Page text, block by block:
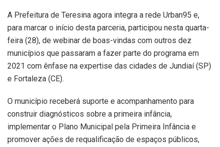
A Prefeitura de Teresina agora integra a rede Urban95 e,
para marcar o início desta parceria, participou nesta quarta-
feira (28), de webinar de boas-vindas com outros dez
municípios que passaram a fazer parte do programa em
2021 com ênfase na expertise das cidades de Jundiaí (SP)
e Fortaleza (CE).
O município receberá suporte e acompanhamento para
construir diagnósticos sobre a primeira infância,
implementar o Plano Municipal pela Primeira Infância e
promover ações de requalificação de espaços públicos,